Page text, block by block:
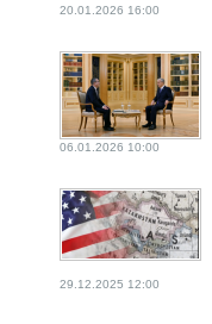
20.01.2026 16:00
06.01.2026 10:00
29.12.2025 12:00